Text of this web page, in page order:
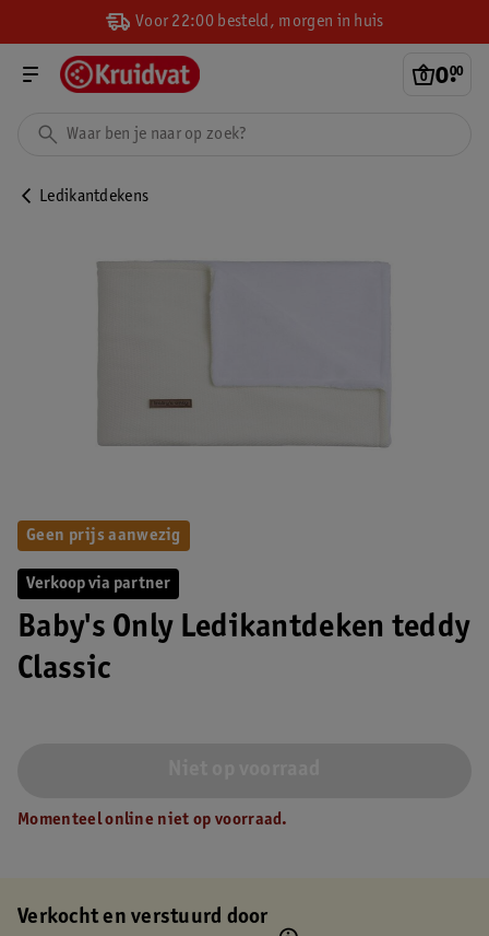
Voor 22:00 besteld, morgen in huis
0.
00
Ledikantdekens
Verkoop via partner
Baby's Only Ledikantdeken teddy
Classic
Geen prijs aanwezig
Momenteel online niet op voorraad.
Verkocht en verstuurd door